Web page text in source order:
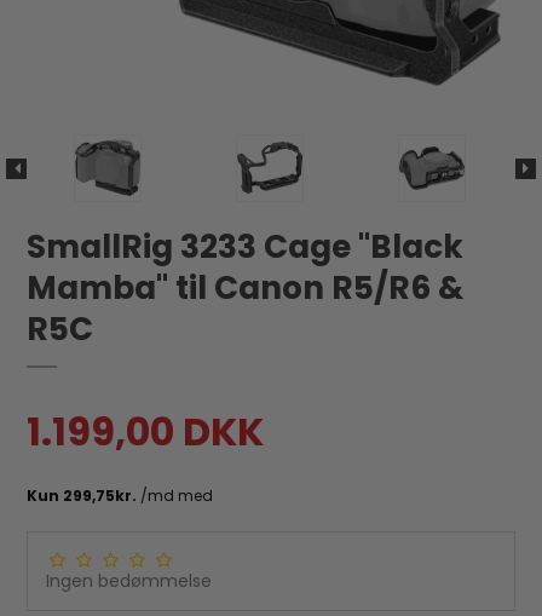
SmallRig 3233 Cage "Black
Mamba" til Canon R5/R6 &
R5C
1.199,00 DKK
Ingen bedømmelse